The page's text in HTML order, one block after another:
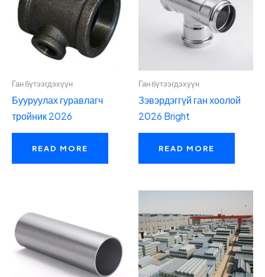
Ган бүтээгдэхүүн
Бууруулах гуравлагч
тройник 2026
READ MORE
Ган бүтээгдэхүүн
Зэвэрдэггүй ган хоолой
2026 Bright
READ MORE